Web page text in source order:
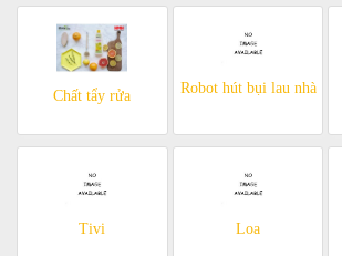
Chất tẩy rửa Robot hút bụi lau nhà
Tivi Loa